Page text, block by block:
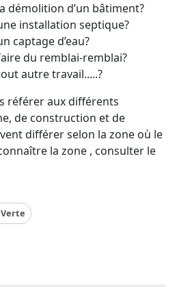
démolition d’un bâtiment?
installation septique?
captage d’eau?
du remblai-remblai?
autre travail.....?
référer aux différents
de construction et de
différer selon la zone où le
la zone , consulter le
Verte